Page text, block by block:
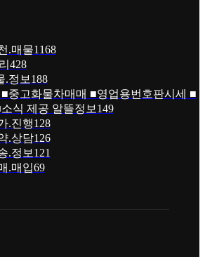
.매물1168
428
.정보 188
중고화물차매매 ■영업용번호판시세 ■
식 제공 알뜰정보 149
.진행128
.상담126
.정보 121
.매입69